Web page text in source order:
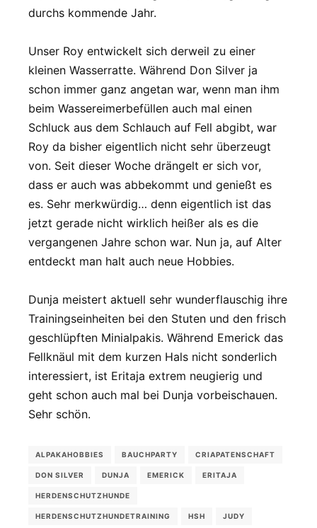
durchs kommende Jahr.
Unser Roy entwickelt sich derweil zu einer
kleinen Wasserratte. Während Don Silver ja
schon immer ganz angetan war, wenn man ihm
beim Wassereimerbefüllen auch mal einen
Schluck aus dem Schlauch auf Fell abgibt, war
Roy da bisher eigentlich nicht sehr überzeugt
von. Seit dieser Woche drängelt er sich vor,
dass er auch was abbekommt und genießt es
es. Sehr merkwürdig… denn eigentlich ist das
jetzt gerade nicht wirklich heißer als es die
vergangenen Jahre schon war. Nun ja, auf Alter
entdeckt man halt auch neue Hobbies.
Dunja meistert aktuell sehr wunderflauschig ihre
Trainingseinheiten bei den Stuten und den frisch
geschlüpften Minialpakis. Während Emerick das
Fellknäul mit dem kurzen Hals nicht sonderlich
interessiert, ist Eritaja extrem neugierig und
geht schon auch mal bei Dunja vorbeischauen.
Sehr schön.
ALPAKAHOBBIES BAUCHPARTY CRIAPATENSCHAFT
DON SILVER DUNJA EMERICK ERITAJA
HERDENSCHUTZHUNDE
HERDENSCHUTZHUNDETRAINING HSH JUDY